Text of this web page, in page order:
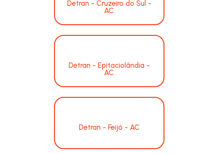
Detran - Cruzeiro do Sul -
AC
Detran - Epitaciolândia -
AC
Detran - Feijó - AC